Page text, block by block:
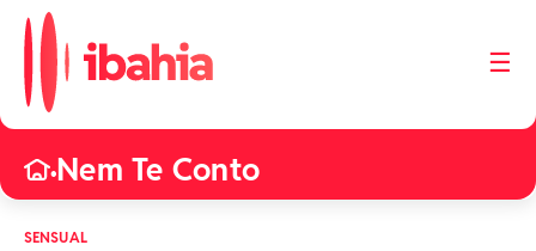
☰
•Nem Te Conto
SENSUAL